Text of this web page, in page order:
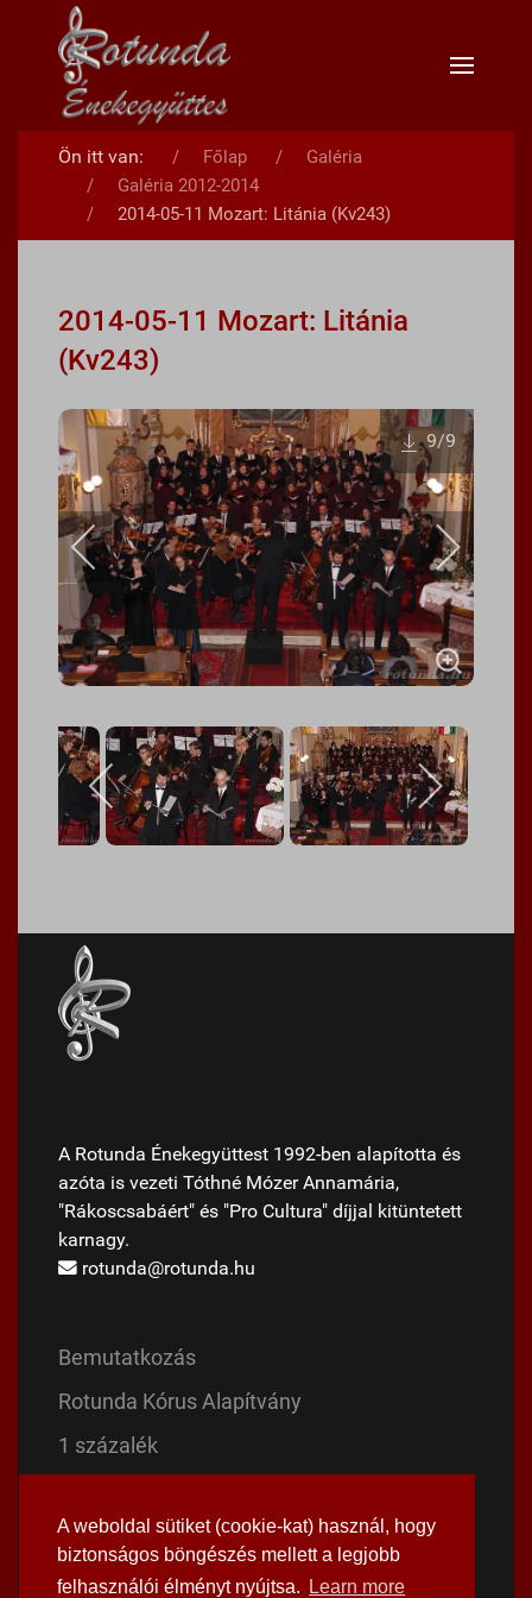
A weboldal sütiket (cookie-kat) használ, hogy
biztonságos böngészés mellett a legjobb
felhasználói élményt nyújtsa.
Learn more
Ön itt van: Főlap
Galéria
Galéria 2012-2014
2014-05-11 Mozart: Litánia (Kv243)
2014-05-11 Mozart: Litánia
(Kv243)
9/9
A Rotunda Énekegyüttest 1992-ben alapította és
azóta is vezeti Tóthné Mózer Annamária,
"Rákoscsabáért" és "Pro Cultura" díjjal kitüntetett
karnagy.
rotunda@rotunda.hu
Bemutatkozás
Rotunda Kórus Alapítvány
1 százalék
Mária evangéliuma